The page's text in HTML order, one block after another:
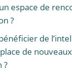
espace de
?
de
de
?